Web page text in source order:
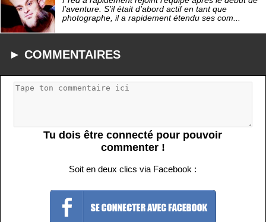
l'aventure. S'il était d'abord actif en tant que
photographe, il a rapidement étendu ses com...
► COMMENTAIRES
Tu dois être connecté pour pouvoir
commenter !
Soit en deux clics via Facebook :